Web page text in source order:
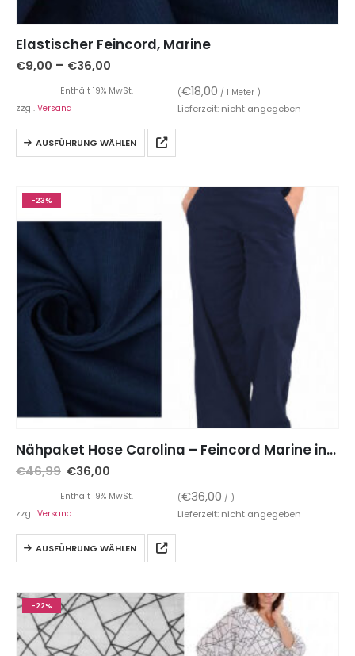
Elastischer Feincord, Marine
€9,00 – €36,00
Enthält 19% MwSt. (€18,00 / 1 Meter )
zzgl. Versand Lieferzeit: nicht angegeben
AUSFÜHRUNG WÄHLEN
-23%
Nähpaket Hose Carolina – Feincord Marine inkl. Schnittmuster auf Papier
€46,99 €36,00
Enthält 19% MwSt. (€36,00 / )
zzgl. Versand Lieferzeit: nicht angegeben
AUSFÜHRUNG WÄHLEN
-22%